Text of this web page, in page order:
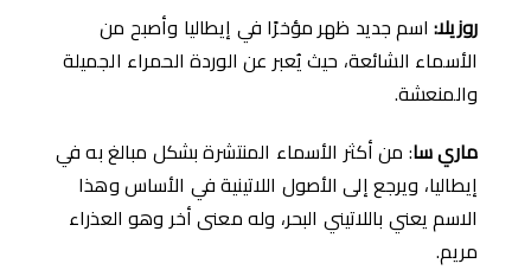
روزيلا:اسم جديد ظهر مؤخرًا في إيطاليا وأصبح من
الأسماء الشائعة، حيث يُعبر عن الوردة الحمراء الجميلة
والمنعشة.
ماري سا: من أكثر الأسماء المنتشرة بشكل مبالغ به في
إيطاليا، ويرجع إلى الأصول اللاتينية في الأساس وهذا
الاسم يعني باللاتيني البحر، وله معنى أخر وهو العذراء
مريم.